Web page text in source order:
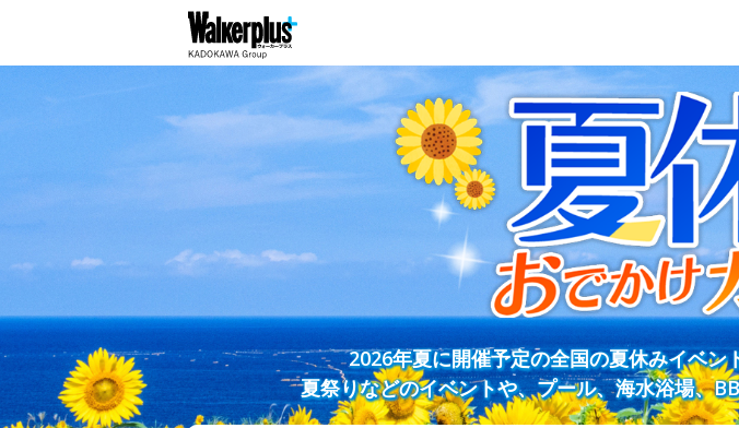
2026年夏に開催予定の全国の夏休みイベ
夏祭りなどのイベントや、プール、海水浴場、